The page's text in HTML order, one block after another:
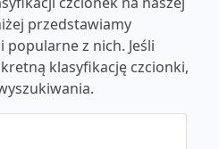
przedstawiamy
z nich. Jeśli
klasyfikację czcionki,